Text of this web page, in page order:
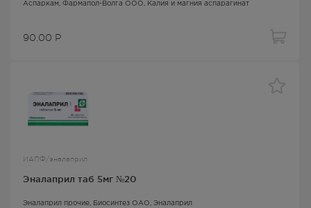
Аспаркам , Фармапол-Волга ООО, Калия и магния аспарагинат
90.00 Р
ИАПФ/эналаприл
Эналаприл таб 5мг №20
Эналаприл прочие, Биосинтез ОАО, Эналаприл